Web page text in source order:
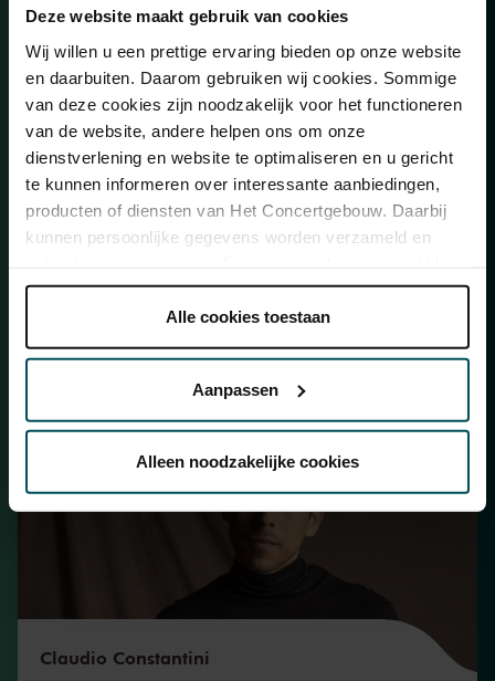
Deze website maakt gebruik van cookies
Wij willen u een prettige ervaring bieden op onze website
en daarbuiten. Daarom gebruiken wij cookies. Sommige
van deze cookies zijn noodzakelijk voor het functioneren
van de website, andere helpen ons om onze
dienstverlening en website te optimaliseren en u gericht
te kunnen informeren over interessante aanbiedingen,
producten of diensten van Het Concertgebouw. Daarbij
kunnen persoonlijke gegevens worden verzameld en
onder 'aanpassen' zelf welke cookies wij mogen
Lees onze cookieverklaring hier. Lees onze
Via decookieverklaringop onze website kunt u uw
32 derden
die uw gegevens
Alle cookies toestaan
Aanpassen
Alleen noodzakelijke cookies
Ud Festival: Oum
Informatie en bestellen
Claudio Constantini
do 26 nov. 2026